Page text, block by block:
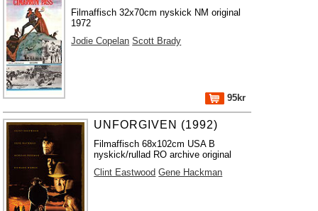
Filmaffisch 32x70cm nyskick NM original
1972
Jodie Copelan Scott Brady
95kr
UNFORGIVEN (1992)
Filmaffisch 68x102cm USA B
nyskick/rullad RO archive original
Clint Eastwood Gene Hackman